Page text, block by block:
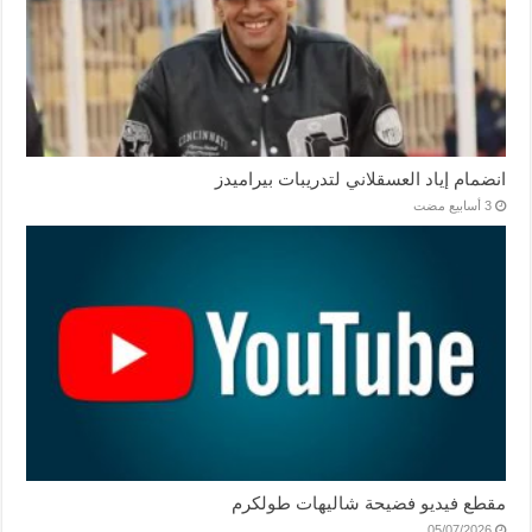
انضمام إياد العسقلاني لتدريبات بيراميدز
‏3 أسابيع مضت
مقطع فيديو فضيحة شاليهات طولكرم